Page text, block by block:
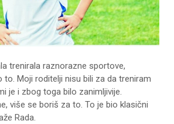
trenirala raznorazne sportove,
Moji roditelji nisu bili za da treniram
je i zbog toga bilo zanimljivije.
više se boriš za to. To je bio klasični
Rada.